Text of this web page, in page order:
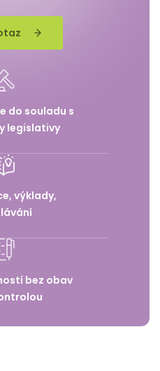
do souladu s
legislativy
výklady,
bez obav